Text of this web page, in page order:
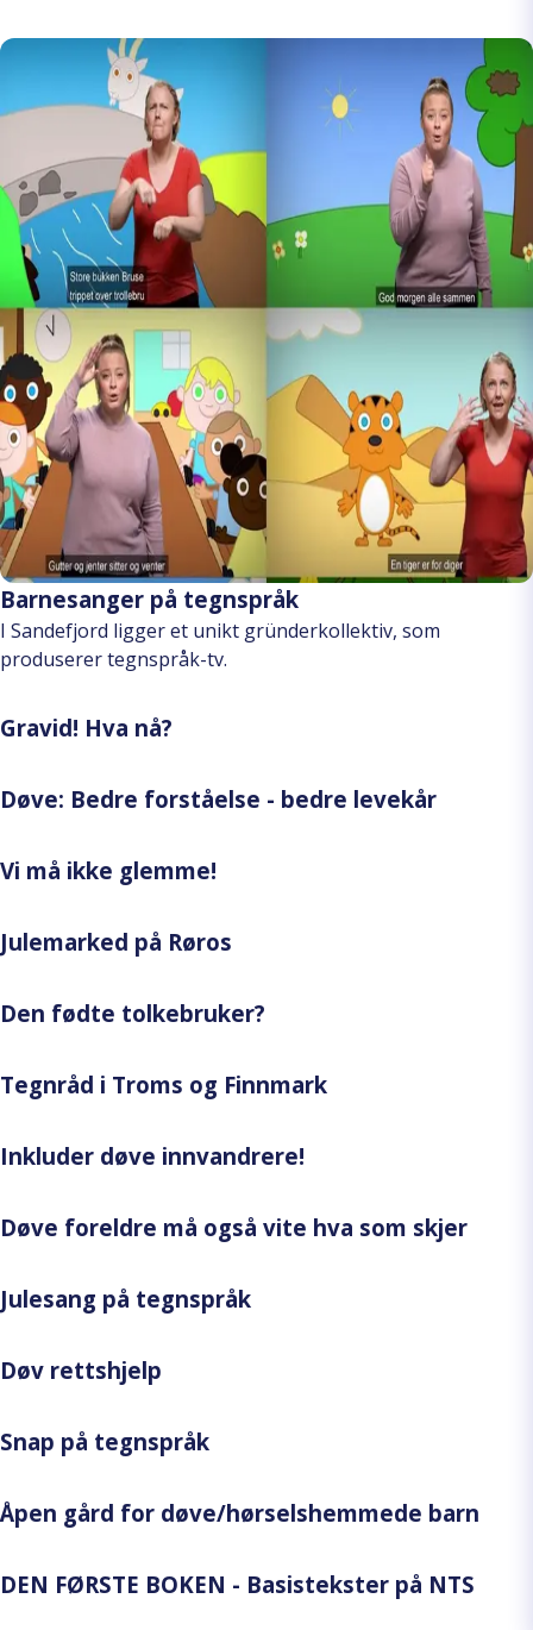
Barnesanger på tegnspråk
I Sandefjord ligger et unikt gründerkollektiv, som
produserer tegnspråk-tv.
Gravid! Hva nå?
Døve: Bedre forståelse - bedre levekår
Vi må ikke glemme!
Julemarked på Røros
Den fødte tolkebruker?
Tegnråd i Troms og Finnmark
Inkluder døve innvandrere!
Døve foreldre må også vite hva som skjer
Julesang på tegnspråk
Døv rettshjelp
Snap på tegnspråk
Åpen gård for døve/hørselshemmede barn
DEN FØRSTE BOKEN - Basistekster på NTS